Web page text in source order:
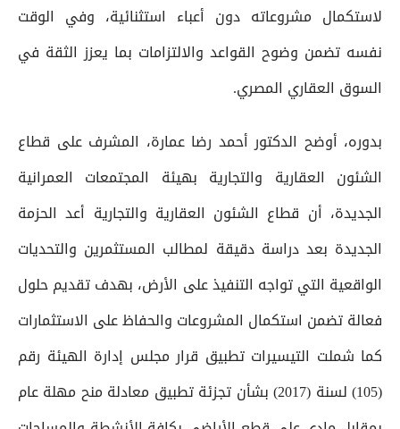
لاستكمال مشروعاته دون أعباء استثنائية، وفي الوقت
نفسه تضمن وضوح القواعد والالتزامات بما يعزز الثقة في
السوق العقاري المصري.
بدوره، أوضح الدكتور أحمد رضا عمارة، المشرف على قطاع
الشئون العقارية والتجارية بهيئة المجتمعات العمرانية
الجديدة، أن قطاع الشئون العقارية والتجارية أعد الحزمة
الجديدة بعد دراسة دقيقة لمطالب المستثمرين والتحديات
الواقعية التي تواجه التنفيذ على الأرض، بهدف تقديم حلول
فعالة تضمن استكمال المشروعات والحفاظ على الاستثمارات
كما شملت التيسيرات تطبيق قرار مجلس إدارة الهيئة رقم
(105) لسنة (2017) بشأن تجزئة تطبيق معادلة منح مهلة عام